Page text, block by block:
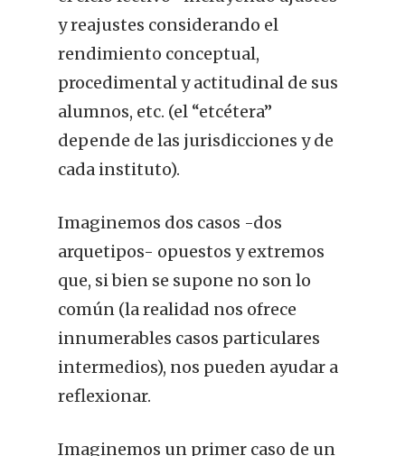
y reajustes considerando el
rendimiento conceptual,
procedimental y actitudinal de sus
alumnos, etc. (el “etcétera”
depende de las jurisdicciones y de
cada instituto).
Imaginemos dos casos -dos
arquetipos- opuestos y extremos
que, si bien se supone no son lo
común (la realidad nos ofrece
innumerables casos particulares
intermedios), nos pueden ayudar a
reflexionar.
Imaginemos un primer caso de un